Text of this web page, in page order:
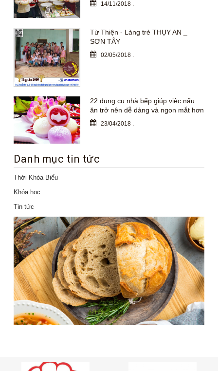
14/11/2018 .
Từ Thiện - Làng trẻ THỤY AN _
SƠN TÂY
02/05/2018 .
22 dụng cụ nhà bếp giúp việc nấu
ăn trở nên dễ dàng và ngon mắt hơn
23/04/2018
Danh mục tin tức
Thời Khóa Biểu
Khóa học
Tin tức